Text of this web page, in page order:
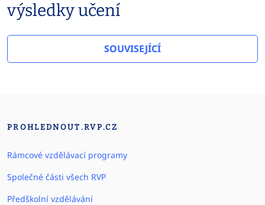
výsledky učení
SOUVISEJÍCÍ
PROHLEDNOUT.RVP.CZ
Rámcové vzdělávací programy
Společné části všech RVP
Předškolní vzdělávání